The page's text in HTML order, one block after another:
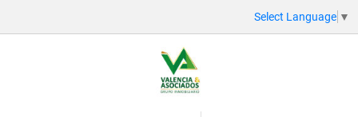
Select Language ▼